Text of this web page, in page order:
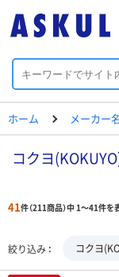
ホーム メーカー
コクヨ
41件（211商品）中 1～41件を
絞り込み コクヨ